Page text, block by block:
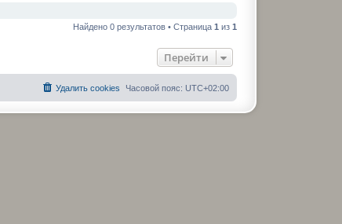
Найдено 0 результатов • Страница 1 из 1
Перейти
Часовой пояс: UTC+02:00
Удалить cookies